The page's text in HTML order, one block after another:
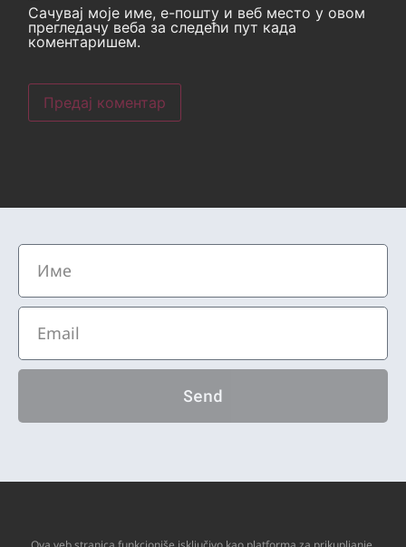
Сачувај моје име, е-пошту и веб место у овом
прегледачу веба за следећи пут када
коментаришем.
Send